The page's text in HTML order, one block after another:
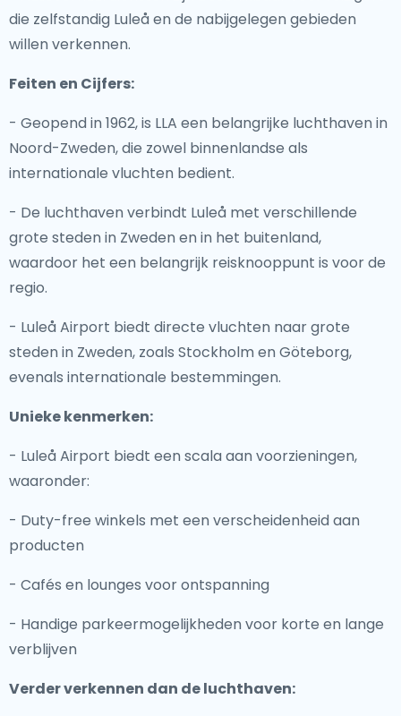
die zelfstandig Luleå en de nabijgelegen gebieden
willen verkennen.
Feiten en Cijfers:
- Geopend in 1962, is LLA een belangrijke luchthaven in
Noord-Zweden, die zowel binnenlandse als
internationale vluchten bedient.
- De luchthaven verbindt Luleå met verschillende
grote steden in Zweden en in het buitenland,
waardoor het een belangrijk reisknooppunt is voor de
regio.
- Luleå Airport biedt directe vluchten naar grote
steden in Zweden, zoals Stockholm en Göteborg,
evenals internationale bestemmingen.
Unieke kenmerken:
- Luleå Airport biedt een scala aan voorzieningen,
waaronder:
- Duty-free winkels met een verscheidenheid aan
producten
- Cafés en lounges voor ontspanning
- Handige parkeermogelijkheden voor korte en lange
verblijven
Verder verkennen dan de luchthaven: